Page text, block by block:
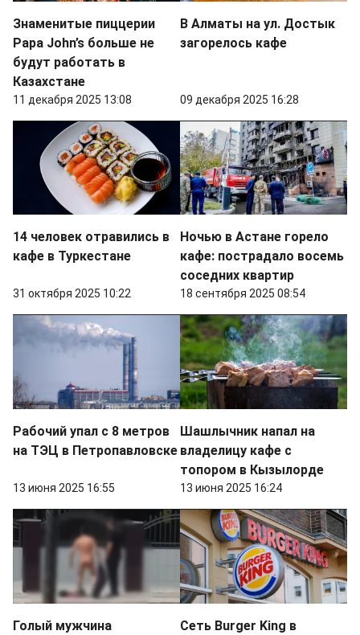
Знаменитые пиццерии
Papa John’s больше не
будут работать в
Казахстане
11 декабря 2025 13:08
В Алматы на ул. Достык
загорелось кафе
09 декабря 2025 16:28
14 человек отравились в
кафе в Туркестане
31 октября 2025 10:22
Ночью в Астане горело
кафе: пострадало восемь
соседних квартир
18 сентября 2025 08:54
Рабочий упал с 8 метров
на ТЭЦ в Петропавловске
13 июня 2025 16:55
Шашлычник напал на
владелицу кафе с
топором в Кызылорде
13 июня 2025 16:24
Голый мужчина
Сеть Burger King в